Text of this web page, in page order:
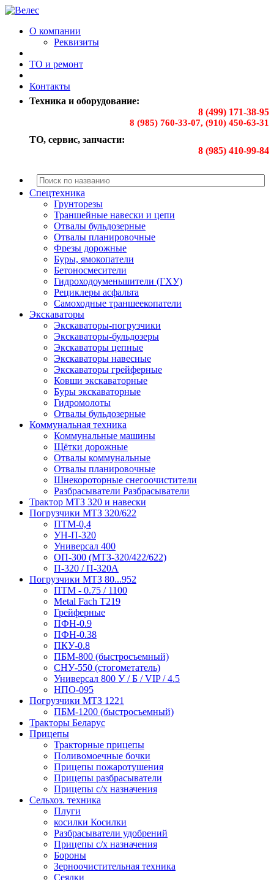
О компании
Реквизиты
ТО и ремонт
Контакты
Техника и оборудование:
8 (499) 171-38-95
8 (985) 760-33-07, (910) 450-63-31
ТО, сервис, запчасти:
8 (985) 410-99-84
Спецтехника
Грунторезы
Траншейные навески и цепи
Отвалы бульдозерные
Отвалы планировочные
Фрезы дорожные
Буры, ямокопатели
Бетоносмесители
Гидроходоуменьшители (ГХУ)
Рециклеры асфальта
Самоходные траншеекопатели
Экскаваторы
Экскаваторы-погрузчики
Экскаваторы-бульдозеры
Экскаваторы цепные
Экскаваторы навесные
Экскаваторы грейферные
Ковши экскаваторные
Буры экскаваторные
Гидромолоты
Отвалы бульдозерные
Коммунальная техника
Коммунальные машины
Щётки дорожные
Отвалы коммунальные
Отвалы планировочные
Шнекороторные снегоочистители
Разбрасыватели Разбрасыватели
Трактор МТЗ 320 и навески
Погрузчики МТЗ 320/622
ПТМ-0,4
УН-П-320
Универсал 400
ОП-300 (МТЗ-320/422/622)
П-320 / П-320А
Погрузчики МТЗ 80...952
ПТМ - 0.75 / 1100
Metal Fach T219
Грейферные
ПФН-0.9
ПФН-0.38
ПКУ-0.8
ПБМ-800 (быстросъемный)
СНУ-550 (стогометатель)
Универсал 800 У / Б / VIP / 4.5
НПО-095
Погрузчики МТЗ 1221
ПБМ-1200 (быстросъемный)
Тракторы Беларус
Прицепы
Тракторные прицепы
Поливомоечные бочки
Прицепы пожаротушения
Прицепы разбрасыватели
Прицепы с/х назначения
Сельхоз. техника
Плуги
косилки Косилки
Разбрасыватели удобрений
Прицепы с/х назначения
Бороны
Зерноочистительная техника
Сеялки